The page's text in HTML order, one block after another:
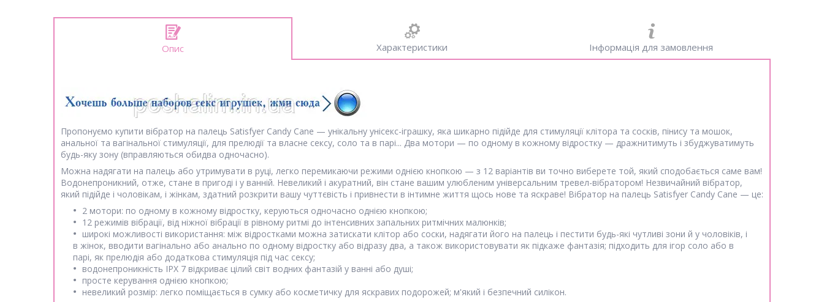
Опис Характеристики Інформація для замовлення
Пропонуємо купити вібратор на палець Satisfyer Candy Cane — унікальну унісекс-іграшку, яка шикарно підійде для стимуляції клітора та сосків, пінису та мошок,
анальної та вагінальної стимуляції, для прелюдії та власне сексу, соло та в парі... Два мотори — по одному в кожному відростку — дражнитимуть і збуджуватимуть
будь-яку зону (вправляються обидва одночасно).
Можна надягати на палець або утримувати в руці, легко перемикаючи режими однією кнопкою — з 12 варіантів ви точно виберете той, який сподобається саме вам!
Водонепроникний, отже, стане в пригоді і у ванній. Невеликий і акуратний, він стане вашим улюбленим універсальним тревел-вібратором! Незвичайний вібратор,
який підійде і чоловікам, і жінкам, здатний розкрити вашу чуттєвість і привнести в інтимне життя щось нове та яскраве! Вібратор на палець Satisfyer Candy Cane — це:
2 мотори: по одному в кожному відростку, керуються одночасно однією кнопкою;
12 режимів вібрації, від ніжної вібрації в рівному ритмі до інтенсивних запальних ритмічних малюнків;
широкі можливості використання: між відростками можна затискати клітор або соски, надягати його на палець і пестити будь-які чутливі зони й у чоловіків, і
в жінок, вводити вагінально або анально по одному відростку або відразу два, а також використовувати як підкаже фантазія; підходить для ігор соло або в
парі, як прелюдія або додаткова стимуляція під час сексу;
водонепроникність IPX 7 відкриває цілий світ водних фантазій у ванні або душі;
просте керування однією кнопкою;
невеликий розмір: легко поміщається в сумку або косметичку для яскравих подорожей; м'який і безпечний силікон.